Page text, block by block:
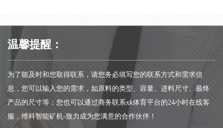
温馨提醒：
为了能及时和您取得联系，请您务必填写您的联系方式和需求信
息，您可以输入您的需求，如原料的类型、容量、进料尺寸、最终
产品的尺寸等；您也可以通过商务联系xk体育平台的24小时在线客
服，维科智能矿机-致力成为您满意的合作伙伴！